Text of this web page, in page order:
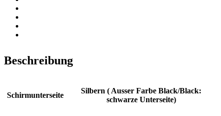
Beschreibung
Schirmunterseite
Silbern ( Ausser Farbe Black/Black:
schwarze Unterseite)